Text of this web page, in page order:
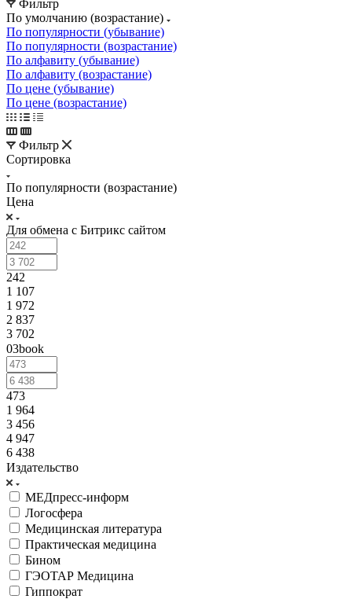
Фильтр
По умолчанию (возрастание)
По популярности (убывание)
По популярности (возрастание)
По алфавиту (убывание)
По алфавиту (возрастание)
По цене (убывание)
По цене (возрастание)
Фильтр
Сортировка
По популярности (возрастание)
Цена
Для обмена с Битрикс сайтом
242
1 107
1 972
2 837
3 702
03book
473
1 964
3 456
4 947
6 438
Издательство
МЕДпресс-информ
Логосфера
Медицинская литература
Практическая медицина
Бином
ГЭОТАР Медицина
Гиппократ